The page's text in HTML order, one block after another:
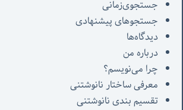
جستجوی‌زمانی
جستجوهای پیشنهادی
دیدگاه‌ها
درباره من
چرا می‌نویسم؟
معرفی‌ ساختار نانوشتنی
تقسیم بندی نانوشتنی